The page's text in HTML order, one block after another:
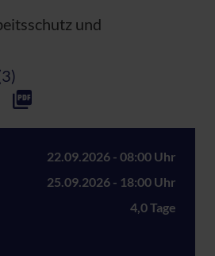
und
22.09.2026 - 08:00 Uhr
25.09.2026 - 18:00 Uhr
4,0 Tage